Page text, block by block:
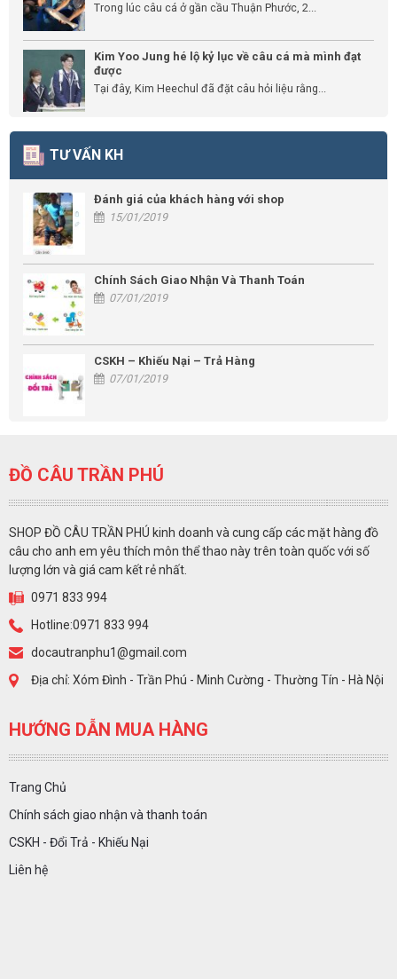
Trong lúc câu cá ở gần cầu Thuận Phước, 2...
Kim Yoo Jung hé lộ kỷ lục về câu cá mà mình đạt
được
Tại đây, Kim Heechul đã đặt câu hỏi liệu rằng...
TƯ VẤN KH
Đánh giá của khách hàng với shop
15/01/2019
Chính Sách Giao Nhận Và Thanh Toán
07/01/2019
CSKH – Khiếu Nại – Trả Hàng
07/01/2019
ĐỒ CÂU TRẦN PHÚ
SHOP ĐỒ CÂU TRẦN PHÚ kinh doanh và cung cấp các mặt hàng đồ
câu cho anh em yêu thích môn thể thao này trên toàn quốc với số
lượng lớn và giá cam kết rẻ nhất.
0971 833 994
Hotline:0971 833 994
docautranphu1@gmail.com
Địa chỉ: Xóm Đình - Trần Phú - Minh Cường - Thường Tín - Hà Nội
HƯỚNG DẪN MUA HÀNG
Trang Chủ
Chính sách giao nhận và thanh toán
CSKH - Đổi Trả - Khiếu Nại
Liên hệ